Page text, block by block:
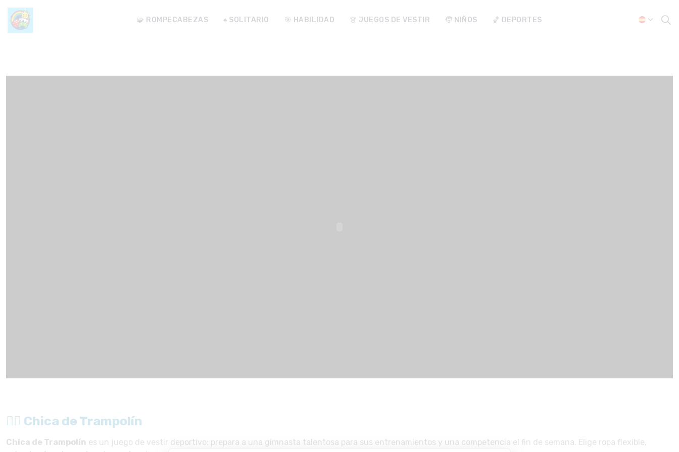
🧩 ROMPECABEZAS ♠️ SOLITARIO 🎯 HABILIDAD 👗 JUEGOS DE VESTIR 🧒 NIÑOS 🏀 DEPORTES
🤸‍♀️ Chica de Trampolín
Chica de Trampolín es un juego de vestir deportivo: prepara a una gimnasta talentosa para sus entrenamientos y una competencia el fin de semana. Elige ropa flexible,